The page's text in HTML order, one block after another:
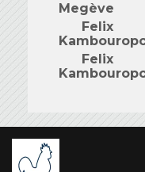
Megève
Felix
Felix